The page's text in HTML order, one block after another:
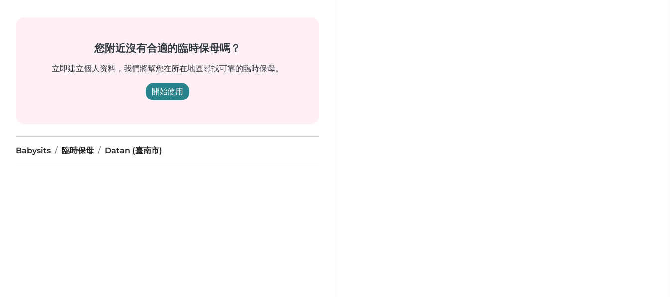
您附近沒有合適的臨時保母嗎？
立即建立個人资料，我們將幫您在所在地區尋找可靠的臨時保母。
開始使用
Babysits 臨時保母 Datan (臺南市)